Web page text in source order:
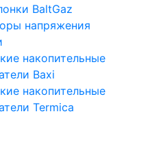
BaltGaz
напряжения
накопительные
Baxi
накопительные
Termica